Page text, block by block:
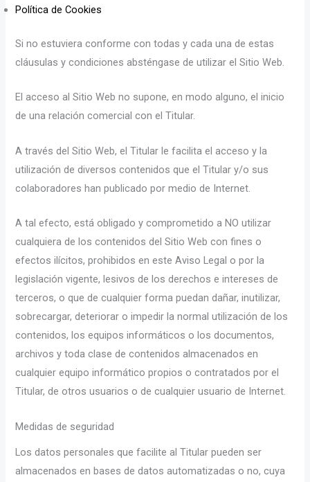
Política de Cookies
Si no estuviera conforme con todas y cada una de estas
cláusulas y condiciones absténgase de utilizar el Sitio Web.
El acceso al Sitio Web no supone, en modo alguno, el inicio
de una relación comercial con el Titular.
A través del Sitio Web, el Titular le facilita el acceso y la
utilización de diversos contenidos que el Titular y/o sus
colaboradores han publicado por medio de Internet.
A tal efecto, está obligado y comprometido a NO utilizar
cualquiera de los contenidos del Sitio Web con fines o
efectos ilícitos, prohibidos en este Aviso Legal o por la
legislación vigente, lesivos de los derechos e intereses de
terceros, o que de cualquier forma puedan dañar, inutilizar,
sobrecargar, deteriorar o impedir la normal utilización de los
contenidos, los equipos informáticos o los documentos,
archivos y toda clase de contenidos almacenados en
cualquier equipo informático propios o contratados por el
Titular, de otros usuarios o de cualquier usuario de Internet.
Medidas de seguridad
Los datos personales que facilite al Titular pueden ser
almacenados en bases de datos automatizadas o no, cuya